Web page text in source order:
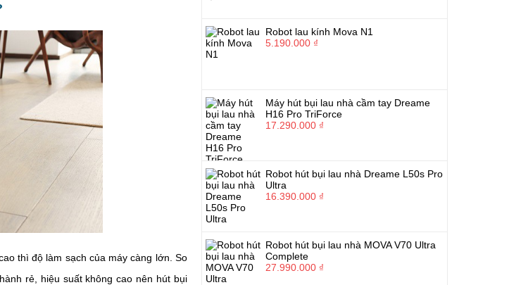
thì độ làm sạch của máy càng lớn. So
rẻ, hiệu suất không cao nên hút bụi
Robot lau kính Mova N1
5.190.000 ₫
Máy hút bụi lau nhà cầm tay Dreame
H16 Pro TriForce
17.290.000 ₫
Robot hút bụi lau nhà Dreame L50s Pro
Ultra
16.390.000 ₫
Robot hút bụi lau nhà MOVA V70 Ultra
Complete
27.990.000 ₫